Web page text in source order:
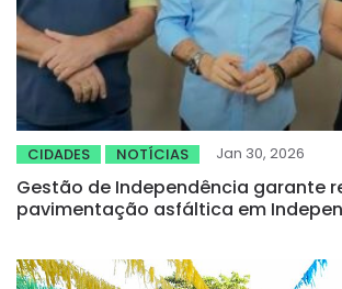
CIDADES NOTÍCIAS Jan 30, 2026
Gestão de Independência garante
pavimentação asfáltica em